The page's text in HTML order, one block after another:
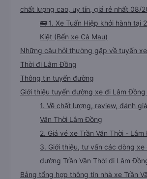
chất lượng cao, uy tín, giá rẻ nhất 08/
🚌 1. Xe Tuấn Hiệp khởi hành tại
Kiệt (Bến xe Cà Mau)
Những câu hỏi thường gặp về tuyến
Thời đi Lâm Đồng
Thông tin tuyến đường
Giới thiệu tuyến đường xe đi Lâm Đồng
1. Về chất lượng, review, đánh
Văn Thời Lâm Đồng
2. Giá vé xe Trần Văn Thời - Lâm
3. Giới thiệu, tư vấn các dòng xe
đường Trần Văn Thời đi Lâm
Bảng tổng hợp thông tin nhà xe Trần